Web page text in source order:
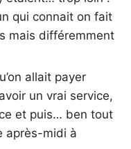
qui connait on fait
mais différemment
allait payer
un vrai service,
et puis… ben tout
après-midi à